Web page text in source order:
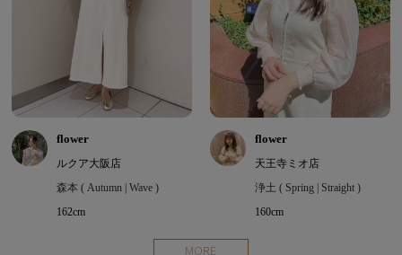
flower
ルクア大阪店
森本 ( Autumn | Wave )
162cm
flower
天王寺ミオ店
浄土 ( Spring | Straight )
160cm
MORE